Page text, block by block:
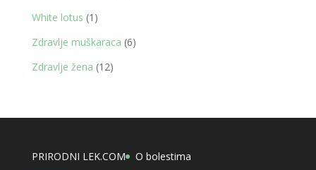
White lotus 1 1
proizvod
Zdravlje muškaraca 66
Zdravlje žena 1212
PRIRODNI LEK.COM
O bolestima